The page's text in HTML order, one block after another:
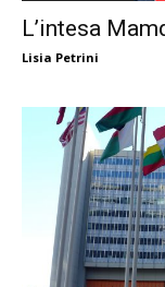
L’intesa
Lisia Petrini